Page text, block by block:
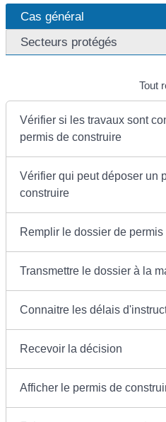
Cas général
Secteurs protégés
Tout
Vérifier si les travaux sont
permis de construire
Vérifier qui peut déposer un
construire
Remplir le dossier de
Transmettre le dossier à la
Connaitre les délais
Recevoir la décision
Afficher le permis de